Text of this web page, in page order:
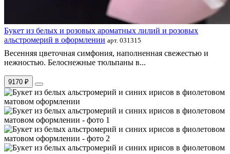
Букет из белых и розовых ароматных лилий и розовых
альстромерий в оформлении арт. 031315
Весенняя цветочная симфония, наполненная свежестью и
нежностью. Белоснежные тюльпаны в...
9170 ₽